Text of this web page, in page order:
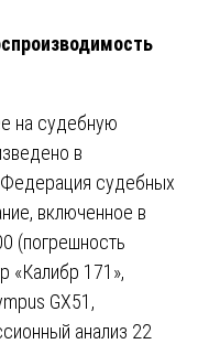
на судебную
в
судебных
включенное в
(погрешность
«Калибр 171»,
GX51,
анализ 22